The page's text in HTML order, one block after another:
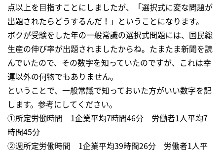
点以上を目指すことにしましたが、「選択式に変な問題が
出題されたらどうするんだ！」ということになります。
ボクが受験をした年の一般常識の選択式問題には、国民総
生産の伸び率が出題されましたからね。たまたま新聞を読
んでいたので、その数字を知っていたのですが、これは幸
運以外の何物でもありません。
ということで、一般常識で知っておいた方がいい数字を記
します。参考にしてください。
①所定労働時間 1企業平均7時間46分 労働者1人平均7
時間45分
②週所定労働時間 1企業平均39時間26分 労働者1人平